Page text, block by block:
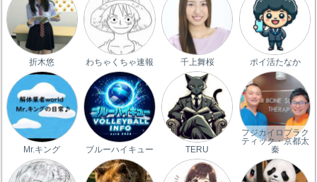
折木悠 わちゃくちゃ速報 千上舞桜 ポイ活たなか
Mr.キング ブルーハイキュー TERU
フジカイロプラク
ティック・京都太
秦